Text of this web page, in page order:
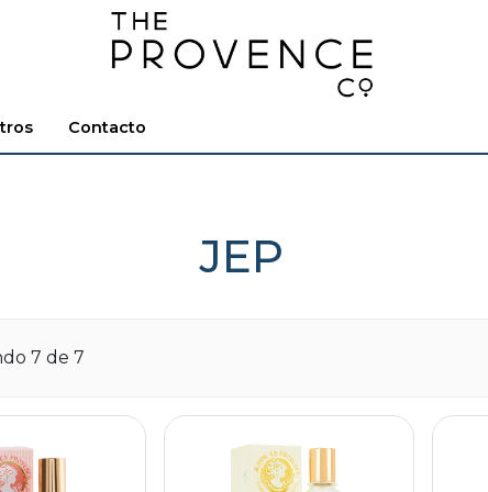
Contacto
JEP
7 de 7